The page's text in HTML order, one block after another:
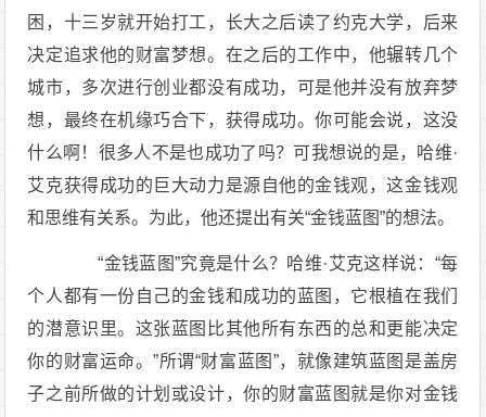
困，十三岁就开始打工，长大之后读了约克大学，后来
决定追求他的财富梦想。在之后的工作中，他辗转几个
城市，多次进行创业都没有成功，可是他并没有放弃梦
想，最终在机缘巧合下，获得成功。你可能会说，这没
什么啊！很多人不是也成功了吗？可我想说的是，哈维·
艾克获得成功的巨大动力是源自他的金钱观，这金钱观
和思维有关系。为此，他还提出有关“金钱蓝图”的想法。
“金钱蓝图”究竟是什么？哈维·艾克这样说：“每
个人都有一份自己的金钱和成功的蓝图，它根植在我们
的潜意识里。这张蓝图比其他所有东西的总和更能决定
你的财富运命。”所谓“财富蓝图”，就像建筑蓝图是盖房
子之前所做的计划或设计，你的财富蓝图就是你对金钱